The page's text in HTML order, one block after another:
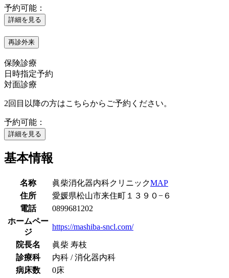
予約可能：
詳細を見る
再診外来
保険診療
日時指定予約
対面診療
2回目以降の方はこちらからご予約ください。
予約可能：
詳細を見る
基本情報
名称 眞柴消化器内科クリニックMAP
住所
愛媛県松山市来住町１３９０−６
電話
0899681202
ホームペー
ジ
https://mashiba-sncl.com/
院長名
眞柴 寿枝
診療科
内科 / 消化器内科
病床数
0床